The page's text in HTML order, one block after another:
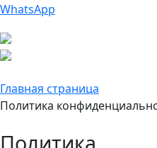
WhatsApp
Главная страница
Политика